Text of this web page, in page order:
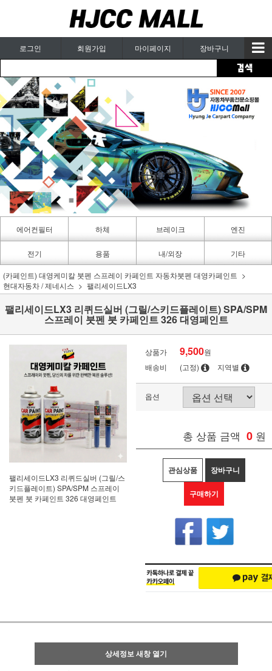
로그인 회원가입 마이페이지 장바구니
에어컨필터
카페인트
하체 브레이크 엔진
전기 용품 내/외장 기타
(카페인트) 대영케미칼 붓펜 스프레이 카페인트 자동차붓펜 대영카페인트
현대자동차 / 제네시스
팰리세이드LX3
팰리세이드LX3 리퀴드실버 (그릴/스키드플레이트) SPA/SPM
스프레이 붓펜 붓 카페인트 326 대영페인트
팰리세이드LX3 리퀴드실버 (그릴/스
키드플레이트) SPA/SPM 스프레이
붓펜 붓 카페인트 326 대영페인트
상품가 9,500원
배송비
(고정) 지역별
옵션
총 상품 금액 0 원
관심상품 장바구니
구매하기
상세정보 새창 열기